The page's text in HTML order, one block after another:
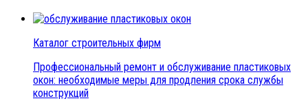
Каталог строительных фирм
Профессиональный ремонт и обслуживание пластиковых
окон: необходимые меры для продления срока службы
конструкций